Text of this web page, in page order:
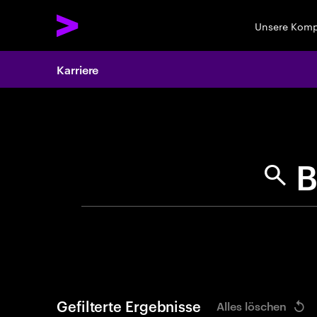
Unsere
Karriere
Gefilterte Ergebnisse Alles löschen